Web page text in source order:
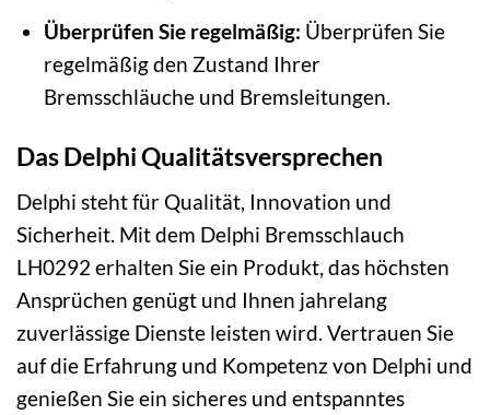
Überprüfen Sie regelmäßig: Überprüfen Sie
regelmäßig den Zustand Ihrer
Bremsschläuche und Bremsleitungen.
Das Delphi Qualitätsversprechen
Delphi steht für Qualität, Innovation und
Sicherheit. Mit dem Delphi Bremsschlauch
LH0292 erhalten Sie ein Produkt, das höchsten
Ansprüchen genügt und Ihnen jahrelang
zuverlässige Dienste leisten wird. Vertrauen Sie
auf die Erfahrung und Kompetenz von Delphi und
genießen Sie ein sicheres und entspanntes